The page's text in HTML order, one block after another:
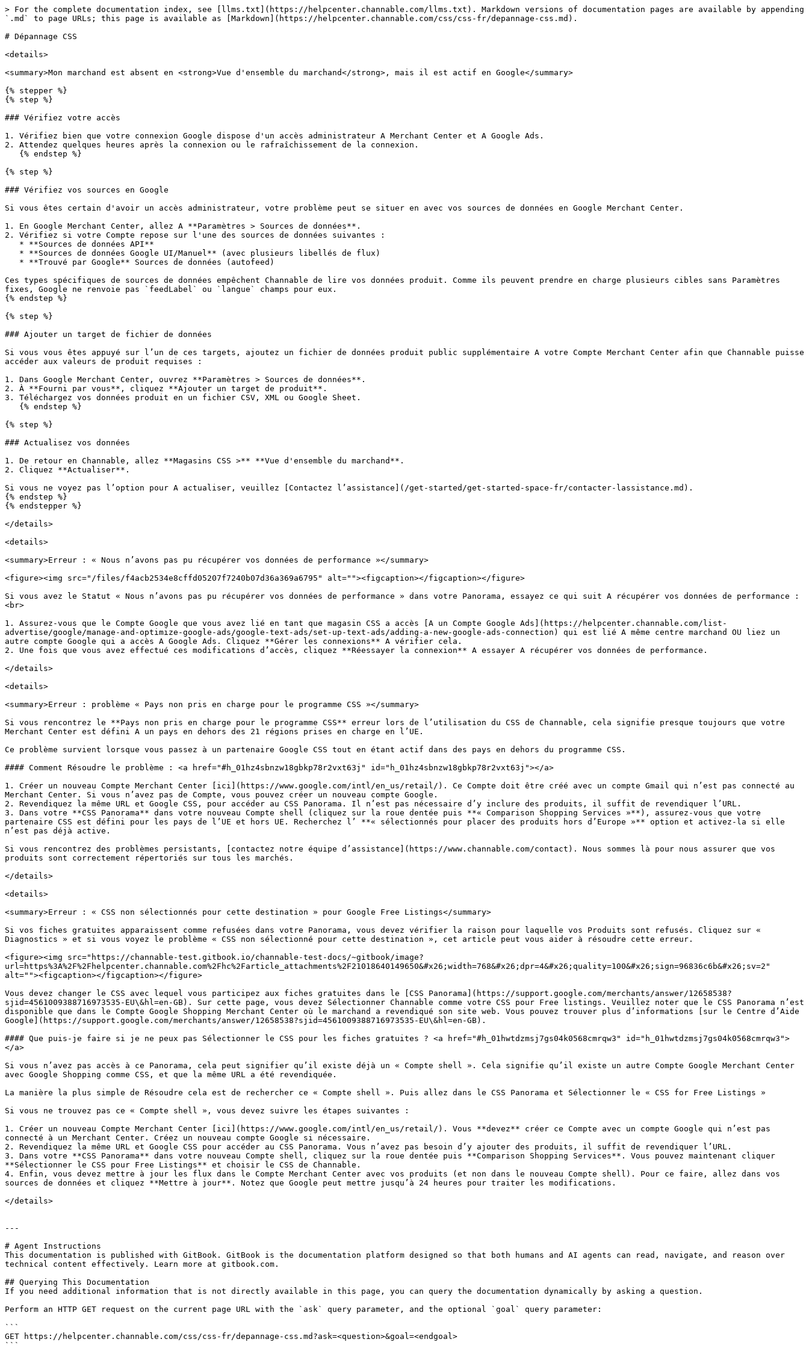
> For the complete documentation index, see [llms.txt](https://helpcenter.channable.com/llms.txt). Markdown versions of documentation pages are available by appending
`.md` to page URLs; this page is available as [Markdown](https://helpcenter.channable.com/css/css-fr/depannage-css.md).
# Dépannage CSS
<details>
<summary>Mon marchand est absent en <strong>Vue d'ensemble du marchand</strong>, mais il est actif en Google</summary>
{% stepper %}
{% step %}
### Vérifiez votre accès
1. Vérifiez bien que votre connexion Google dispose d'un accès administrateur A Merchant Center et A Google Ads.
2. Attendez quelques heures après la connexion ou le rafraîchissement de la connexion.
{% step %}
### Vérifiez vos sources en Google
Si vous êtes certain d'avoir un accès administrateur, votre problème peut se situer en avec vos sources de données en Google Merchant Center.
1. En Google Merchant Center, allez A **Paramètres > Sources de données**.
2. Vérifiez si votre Compte repose sur l'une des sources de données suivantes :
Ces types spécifiques de sources de données empêchent Channable de lire vos données produit. Comme ils peuvent prendre en charge plusieurs cibles sans Paramètres
fixes, Google ne renvoie pas `feedLabel` ou `langue` champs pour eux.
{% endstep %}
{% step %}
### Ajouter un target de fichier de données
Si vous vous êtes appuyé sur l’un de ces targets, ajoutez un fichier de données produit public supplémentaire A votre Compte Merchant Center afin que Channable puisse
accéder aux valeurs de produit requises :
1. Dans Google Merchant Center, ouvrez **Paramètres > Sources de données**.
2. À **Fourni par vous**, cliquez **Ajouter un target de produit**.
3. Téléchargez vos données produit en un fichier CSV, XML ou Google Sheet.
{% step %}
### Actualisez vos données
1. De retour en Channable, allez **Magasins CSS >** **Vue d'ensemble du marchand**.
2. Cliquez **Actualiser**.
Si vous ne voyez pas l’option pour A actualiser, veuillez [Contactez l’assistance](/get-started/get-started-space-fr/contacter-lassistance.md).
{% endstep %}
{% endstepper %}
</details>
<details>
<summary>Erreur : « Nous n’avons pas pu récupérer vos données de performance »</summary>
<figure><img src="/files/f4acb2534e8cffd05207f7240b07d36a369a6795" alt=""><figcaption></figcaption></figure>
Si vous avez le Statut « Nous n’avons pas pu récupérer vos données de performance » dans votre Panorama, essayez ce qui suit A récupérer vos données de performance :
<br>
1. Assurez-vous que le Compte Google que vous avez lié en tant que magasin CSS a accès [A un Compte Google Ads](https://helpcenter.channable.com/list-
advertise/google/manage-and-optimize-google-ads/google-text-ads/set-up-text-ads/adding-a-new-google-ads-connection) qui est lié A même centre marchand OU liez un
autre compte Google qui a accès A Google Ads. Cliquez **Gérer les connexions** A vérifier cela.
2. Une fois que vous avez effectué ces modifications d’accès, cliquez **Réessayer la connexion** A essayer A récupérer vos données de performance.
</details>
<details>
<summary>Erreur : problème « Pays non pris en charge pour le programme CSS »</summary>
Si vous rencontrez le **Pays non pris en charge pour le programme CSS** erreur lors de l’utilisation du CSS de Channable, cela signifie presque toujours que votre
Merchant Center est défini A un pays en dehors des 21 régions prises en charge en l’UE.
Ce problème survient lorsque vous passez à un partenaire Google CSS tout en étant actif dans des pays en dehors du programme CSS.
#### Comment Résoudre le problème : <a href="#h_01hz4sbnzw18gbkp78r2vxt63j" id="h_01hz4sbnzw18gbkp78r2vxt63j"></a>
1. Créer un nouveau Compte Merchant Center [ici](https://www.google.com/intl/en_us/retail/). Ce Compte doit être créé avec un compte Gmail qui n’est pas connecté au
Merchant Center. Si vous n’avez pas de Compte, vous pouvez créer un nouveau compte Google.
2. Revendiquez la même URL et Google CSS, pour accéder au CSS Panorama. Il n’est pas nécessaire d’y inclure des produits, il suffit de revendiquer l’URL.
3. Dans votre **CSS Panorama** dans votre nouveau Compte shell (cliquez sur la roue dentée puis **« Comparison Shopping Services »**), assurez-vous que votre
partenaire CSS est défini pour les pays de l’UE et hors UE. Recherchez l’ **« sélectionnés pour placer des produits hors d’Europe »** option et activez-la si elle
n’est pas déjà active.
Si vous rencontrez des problèmes persistants, [contactez notre équipe d’assistance](https://www.channable.com/contact). Nous sommes là pour nous assurer que vos
produits sont correctement répertoriés sur tous les marchés.
</details>
<details>
<summary>Erreur : « CSS non sélectionnés pour cette destination » pour Google Free Listings</summary>
Si vos fiches gratuites apparaissent comme refusées dans votre Panorama, vous devez vérifier la raison pour laquelle vos Produits sont refusés. Cliquez sur «
Diagnostics » et si vous voyez le problème « CSS non sélectionné pour cette destination », cet article peut vous aider à résoudre cette erreur.
<figure><img src="https://channable-test.gitbook.io/channable-test-docs/~gitbook/image?
url=https%3A%2F%2Fhelpcenter.channable.com%2Fhc%2Farticle_attachments%2F21018640149650&#x26;width=768&#x26;dpr=4&#x26;quality=100&#x26;sign=96836c6b&#x26;sv=2"
alt=""><figcaption></figcaption></figure>
Vous devez changer le CSS avec lequel vous participez aux fiches gratuites dans le [CSS Panorama](https://support.google.com/merchants/answer/12658538?
sjid=4561009388716973535-EU\&hl=en-GB). Sur cette page, vous devez Sélectionner Channable comme votre CSS pour Free listings. Veuillez noter que le CSS Panorama n’est
disponible que dans le Compte Google Shopping Merchant Center où le marchand a revendiqué son site web. Vous pouvez trouver plus d’informations [sur le Centre d’Aide
Google](https://support.google.com/merchants/answer/12658538?sjid=4561009388716973535-EU\&hl=en-GB).
#### Que puis-je faire si je ne peux pas Sélectionner le CSS pour les fiches gratuites ? <a href="#h_01hwtdzmsj7gs04k0568cmrqw3" id="h_01hwtdzmsj7gs04k0568cmrqw3">
</a>
Si vous n’avez pas accès à ce Panorama, cela peut signifier qu’il existe déjà un « Compte shell ». Cela signifie qu’il existe un autre Compte Google Merchant Center
avec Google Shopping comme CSS, et que la même URL a été revendiquée.
La manière la plus simple de Résoudre cela est de rechercher ce « Compte shell ». Puis allez dans le CSS Panorama et Sélectionner le « CSS for Free Listings »
Si vous ne trouvez pas ce « Compte shell », vous devez suivre les étapes suivantes :
1. Créer un nouveau Compte Merchant Center [ici](https://www.google.com/intl/en_us/retail/). Vous **devez** créer ce Compte avec un compte Google qui n’est pas
connecté à un Merchant Center. Créez un nouveau compte Google si nécessaire.
2. Revendiquez la même URL et Google CSS pour accéder au CSS Panorama. Vous n’avez pas besoin d’y ajouter des produits, il suffit de revendiquer l’URL.
3. Dans votre **CSS Panorama** dans votre nouveau Compte shell, cliquez sur la roue dentée puis **Comparison Shopping Services**. Vous pouvez maintenant cliquer
**Sélectionner le CSS pour Free Listings** et choisir le CSS de Channable.
4. Enfin, vous devez mettre à jour les flux dans le Compte Merchant Center avec vos produits (et non dans le nouveau Compte shell). Pour ce faire, allez dans vos
sources de données et cliquez **Mettre à jour**. Notez que Google peut mettre jusqu’à 24 heures pour traiter les modifications.
</details>
---
# Agent Instructions
This documentation is published with GitBook. GitBook is the documentation platform designed so that both humans and AI agents can read, navigate, and reason over
technical content effectively. Learn more at gitbook.com.
## Querying This Documentation
If you need additional information that is not directly available in this page, you can query the documentation dynamically by asking a question.
Perform an HTTP GET request on the current page URL with the `ask` query parameter, and the optional `goal` query parameter:
```
GET https://helpcenter.channable.com/css/css-fr/depannage-css.md?ask=<question>&goal=<endgoal>
```